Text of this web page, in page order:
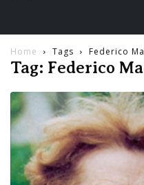
Home Tags Federico
Tag: Federico